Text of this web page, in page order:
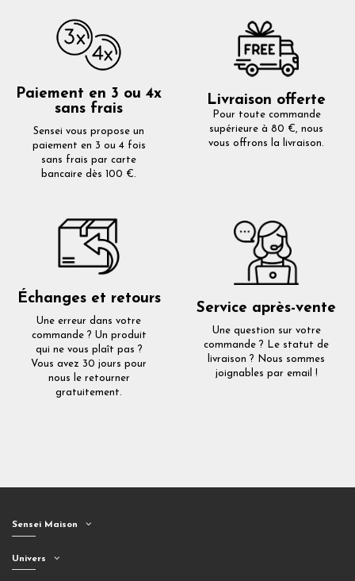
Paiement en 3 ou 4x
sans frais
Sensei vous propose un
paiement en 3 ou 4 fois
sans frais par carte
bancaire dès 100 €.
Livraison offerte
Pour toute commande
supérieure à 80 €, nous
vous offrons la livraison.
Échanges et retours
Une erreur dans votre
commande ? Un produit
qui ne vous plaît pas ?
Vous avez 30 jours pour
nous le retourner
gratuitement.
Service après-vente
Une question sur votre
commande ? Le statut de
livraison ? Nous sommes
joignables par email !
Sensei Maison
Univers